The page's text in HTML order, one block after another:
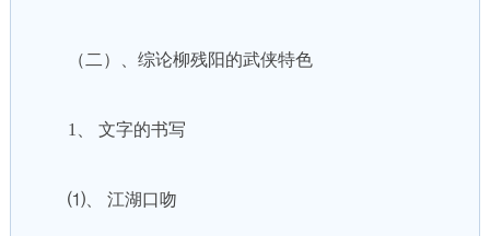
（二）、综论柳残阳的武侠特色
1、 文字的书写
⑴、 江湖口吻